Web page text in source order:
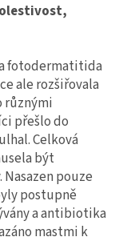
fotodermatitida
ale rozšiřovala
různými
přešlo do
Celková
být
pouze
postupně
a antibiotika
mastmi k